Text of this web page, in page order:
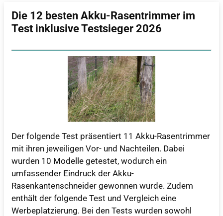
Die 12 besten Akku-Rasentrimmer im
Test inklusive Testsieger 2026
Der folgende Test präsentiert 11 Akku-Rasentrimmer
mit ihren jeweiligen Vor- und Nachteilen. Dabei
wurden 10 Modelle getestet, wodurch ein
umfassender Eindruck der Akku-
Rasenkantenschneider gewonnen wurde. Zudem
enthält der folgende Test und Vergleich eine
Werbeplatzierung. Bei den Tests wurden sowohl